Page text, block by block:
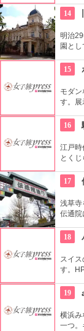
める
14
明治
園とし
文化
15
モダ
す。展
が出
16
江戸時
とく
く美
17
浅草寺
伝通院
あり
す。
18
スイ
す。
を絶
19
横浜み
一つ。